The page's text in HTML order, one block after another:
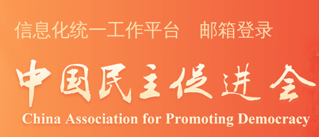
信息化统一工作平台 邮箱登录